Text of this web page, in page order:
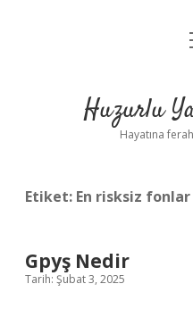
Huzurlu
Hayatına
Etiket: En risksiz
Gpyş Nedir
Tarih: Şubat 3, 2025